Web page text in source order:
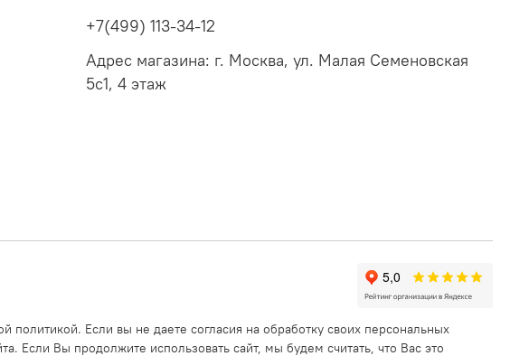
+7(499) 113-34-12
Адрес магазина: г. Москва, ул. Малая Семеновская
5с1, 4 этаж
Если вы не даете согласия на обработку своих персональных
Если Вы продолжите использовать сайт, мы будем считать, что Вас это